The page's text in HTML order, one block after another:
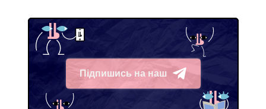
Підпишись на наш
Telegram